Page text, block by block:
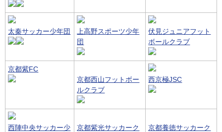
太秦サッカー少年団
上高野スポーツ少年
団
伏見ジュニアフット
ボールクラブ
京都紫FC
京都西山フットボー
ルクラブ
西京極JSC
西陣中央サッカー少
京都紫光サッカーク
京都養徳サッカーク